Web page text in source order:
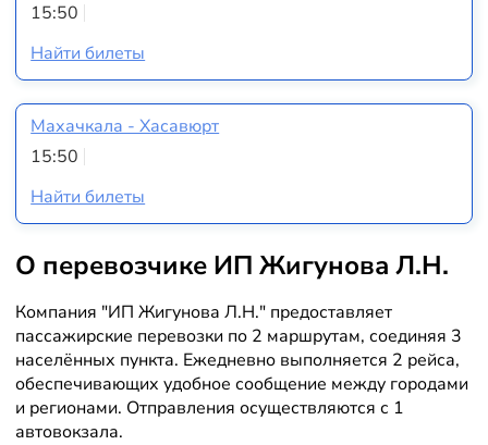
15:50
Найти билеты
Махачкала - Хасавюрт
15:50
Найти билеты
О перевозчике ИП Жигунова Л.Н.
Компания "ИП Жигунова Л.Н." предоставляет
пассажирские перевозки по 2 маршрутам, соединяя 3
населённых пункта. Ежедневно выполняется 2 рейса,
обеспечивающих удобное сообщение между городами
и регионами. Отправления осуществляются с 1
автовокзала.